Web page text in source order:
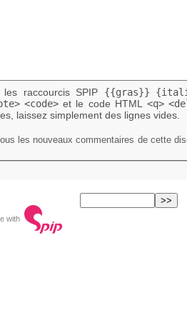
raccourcis SPIP {{gras}}
<code>et le code HTML <q>
laissez simplement des lignes vides.
les nouveaux commentaires de cette
with